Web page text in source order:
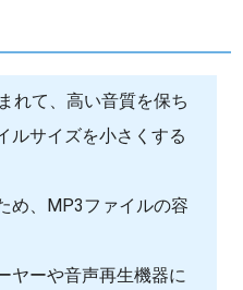
れて、高い音質を保ち
ルサイズを小さくする
め、MP3ファイルの容
ヤーや音声再生機器に